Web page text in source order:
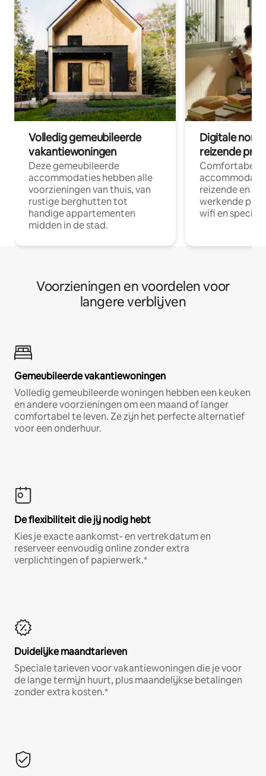
Volledig gemeubileerde
vakantiewoningen
Deze gemeubileerde
accommodaties hebben alle
voorzieningen van thuis, van
rustige berghutten tot
handige appartementen
midden in de stad.
Digitale
reizende
Comfortabele
reizende en
werkende
wifi en
Voorzieningen en voordelen voor
langere verblijven
Gemeubileerde vakantiewoningen
Volledig gemeubileerde woningen hebben een keuken
en andere voorzieningen om een maand of langer
comfortabel te leven. Ze zijn het perfecte alternatief
voor een onderhuur.
De flexibiliteit die jij nodig hebt
Kies je exacte aankomst- en vertrekdatum en
reserveer eenvoudig online zonder extra
verplichtingen of papierwerk.*
Duidelijke maandtarieven
Speciale tarieven voor vakantiewoningen die je voor
de lange termijn huurt, plus maandelijkse betalingen
zonder extra kosten.*